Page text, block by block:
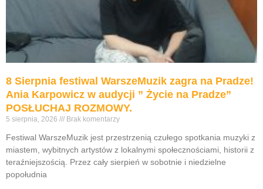
8 Sierpnia festiwal WarszeMuzik zagra na Pradze!
Ania Karpowicz w audycji ” Życie na Pradze”
POSŁUCHAJ ROZMOWY.
5 sierpnia, 2026 Brak komentarzy
Festiwal WarszeMuzik jest przestrzenią czułego spotkania muzyki z
miastem, wybitnych artystów z lokalnymi społecznościami, historii z
teraźniejszością. Przez cały sierpień w sobotnie i niedzielne
popołudnia